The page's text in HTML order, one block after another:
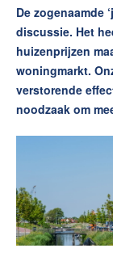
Huis huren
Onze diensten
Contact
Zelfstandig
De zogenaamde
discussie. Het
huizenprijzen
woningmarkt.
verstorende
noodzaak om